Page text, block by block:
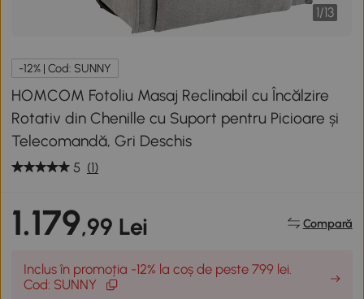
1/13
-12% | Cod: SUNNY
HOMCOM Fotoliu Masaj Reclinabil cu Încălzire
Rotativ din Chenille cu Suport pentru Picioare și
Telecomandă, Gri Deschis
5 (1)
1.179,99 Lei Compară
Inclus în promoția -12% la coș de peste 799 lei.
Cod: SUNNY